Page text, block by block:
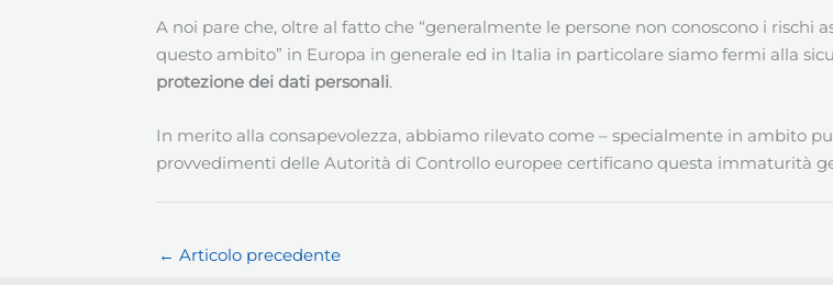
A noi pare che, oltre al fatto che “generalmente le persone non conoscono i
questo ambito” in Europa in generale ed in Italia in particolare siamo fermi alla
protezione dei dati personali.
In merito alla consapevolezza, abbiamo rilevato come – specialmente in ambito
provvedimenti delle Autorità di Controllo europee certificano questa immaturità
← Articolo precedente